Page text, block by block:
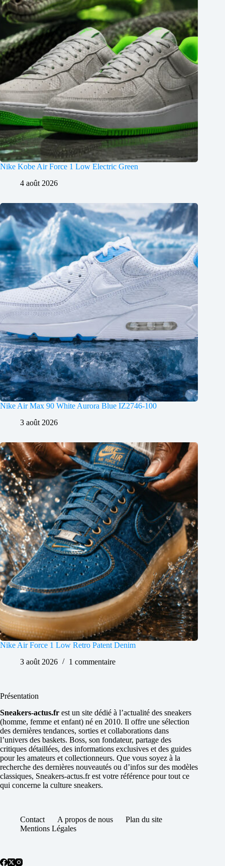
Nike Kobe Air Force 1 Low Electric Green
4 août 2026
Nike Air Max 90 White Aurora Blue IZ2746-100
3 août 2026
Nike Air Force 1 Low Retro Patent Denim
3 août 2026
1 commentaire
Présentation
Sneakers-actus.fr est un site dédié à l’actualité des sneakers
(homme, femme et enfant) né en 2010. Il offre une sélection
des dernières tendances, sorties et collaborations dans
l’univers des baskets. Boss, son fondateur, partage des
critiques détaillées, des informations exclusives et des guides
pour les amateurs et collectionneurs. Que vous soyez à la
recherche des dernières nouveautés ou d’infos sur des modèles
classiques, Sneakers-actus.fr est votre référence pour tout ce
qui concerne la culture sneakers.
Contact A propos de nous
Plan du site
Mentions Légales